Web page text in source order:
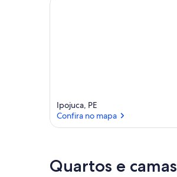
Ipojuca, PE
Confira no mapa
Quartos e camas